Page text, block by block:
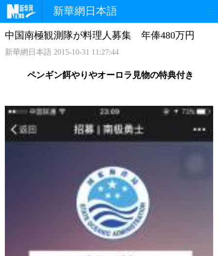
新華網日本語
ホームページ 政治 経済
中日対訳
中国南極観測隊が料理人募集 年俸480万円
新華網日本語 2015-10-31 11:27:44
ペンギン餌やりやオーロラ見物の特典付き